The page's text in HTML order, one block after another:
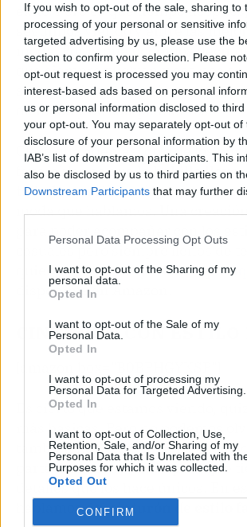
If you wish to opt-out of the sale, sharing to
processing of your personal or sensitive
targeted advertising by us, please use the
section to confirm your selection. Please
opt-out request is processed you may
interest-based ads based on personal
us or personal information disclosed to
your opt-out. You may separately opt-out of
disclosure of your personal information by
IAB’s list of downstream participants. This
also be disclosed by us to third parties on
Downstream Participants that may further
Personal Data Processing Opt Outs
I want to opt-out of the Sharing of my
personal data.
Opted In
I want to opt-out of the Sale of my
Personal Data.
Opted In
I want to opt-out of processing my
Personal Data for Targeted Advertising.
Opted In
I want to opt-out of Collection, Use,
Retention, Sale, and/or Sharing of my
Personal Data that Is Unrelated with
Purposes for which it was collected.
Opted Out
CONFIRM
éxito. Pero es que tiempo
seguimos viendo y entre las
moda. Por lo que podemos decir
que siempre vuelven y eso nos
siempre tiene los mejores
de moda y de complementos.
Claro que además, otro de los
favorables es quela hebilla lleva
talladoen relieve. Algo que se
moda que hablamos. Una
casuales pero siempre llenos de
quieres, entonces ya sabes que
disponible en Amazon.
CINTURÓN CON
Es cierto que estamos viendo,
más básicas. Pero no podemos
también hay otros muchos
parte de nuestra moda pero que
detalles que los hace únicos. En
hablamos delcinturón de estilo